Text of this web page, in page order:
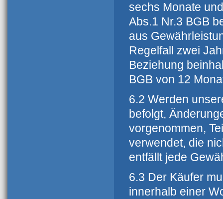
sechs Monate
Abs.1 Nr.3 BGB
aus
Regelfall zwei
Beziehung
BGB von 12
6.2 Werden
befolgt,
vorgenommen,
verwendet, die
entfällt jede
6.3 Der Käufer
innerhalb einer